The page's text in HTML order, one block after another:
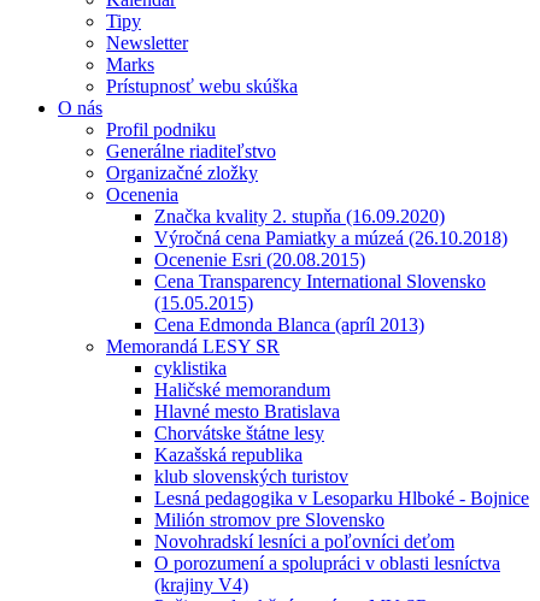
Tipy
Newsletter
Marks
Prístupnosť webu skúška
O nás
Profil podniku
Generálne riaditeľstvo
Organizačné zložky
Ocenenia
Značka kvality 2. stupňa (16.09.2020)
Výročná cena Pamiatky a múzeá (26.10.2018)
Ocenenie Esri (20.08.2015)
Cena Transparency International Slovensko
(15.05.2015)
Cena Edmonda Blanca (apríl 2013)
Memorandá LESY SR
cyklistika
Haličské memorandum
Hlavné mesto Bratislava
Chorvátske štátne lesy
Kazašská republika
klub slovenských turistov
Lesná pedagogika v Lesoparku Hlboké - Bojnice
Milión stromov pre Slovensko
Novohradskí lesníci a poľovníci deťom
O porozumení a spolupráci v oblasti lesníctva
(krajiny V4)